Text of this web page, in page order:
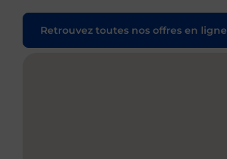
Retrouvez toutes nos offres en